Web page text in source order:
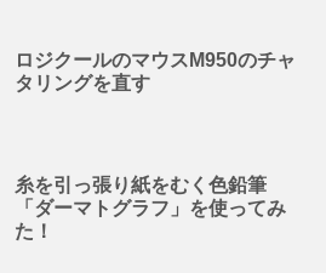
ロジクールのマウスM950のチャ
タリングを直す
糸を引っ張り紙をむく色鉛筆
「ダーマトグラフ」を使ってみ
た！